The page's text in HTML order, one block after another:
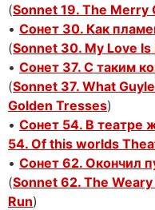
(Sonnet 19. The Merry
• Сонет 30. Как
(Sonnet 30. My Love Is
• Сонет 37. С таким
(Sonnet 37. What
Golden Tresses)
• Сонет 54. В театре
54. Of this worlds
• Сонет 62. Окончил
(Sonnet 62. The
Run)